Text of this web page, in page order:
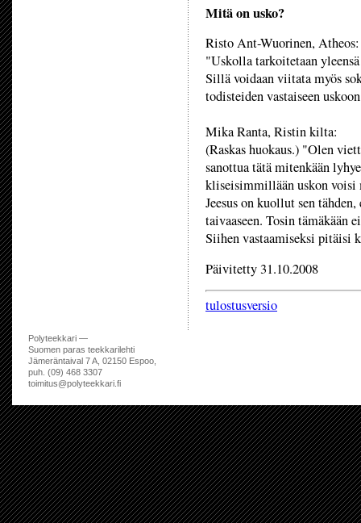
Mitä on usko?
Risto Ant-Wuorinen, Atheos:
"Uskolla tarkoitetaan
Sillä voidaan viitata myös
todisteiden vastaiseen
Mika Ranta, Ristin kilta:
(Raskas huokaus.) "Olen
sanottua tätä mitenkään
kliseisimmillään uskon voisi
Jeesus on kuollut sen
taivaaseen. Tosin tämäkään
Siihen vastaamiseksi pitäisi
Päivitetty 31.10.2008
tulostusversio
Polyteekkari —
Suomen paras teekkarilehti
Jämeräntaival 7 A, 02150 Espoo,
puh. (09) 468 3307
toimitus@polyteekkari.fi